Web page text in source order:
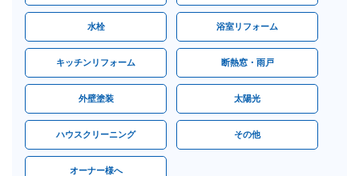
水栓 浴室リフォーム
キッチンリフォーム 断熱窓・雨戸
外壁塗装 太陽光
ハウスクリーニング その他
オーナー様へ